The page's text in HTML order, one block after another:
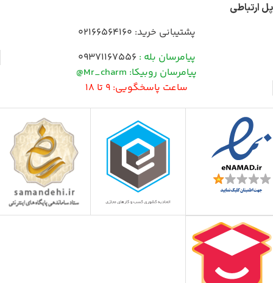
پل ارتباطی
پشتیبانی خرید: 02166564160
پیامرسان بله : 09371167556
پیامرسان روبیکا: Mr_charm@
ساعت پاسخگویی: 9 تا 18